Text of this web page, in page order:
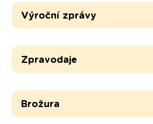
Výroční zprávy
Zpravodaje
Brožura